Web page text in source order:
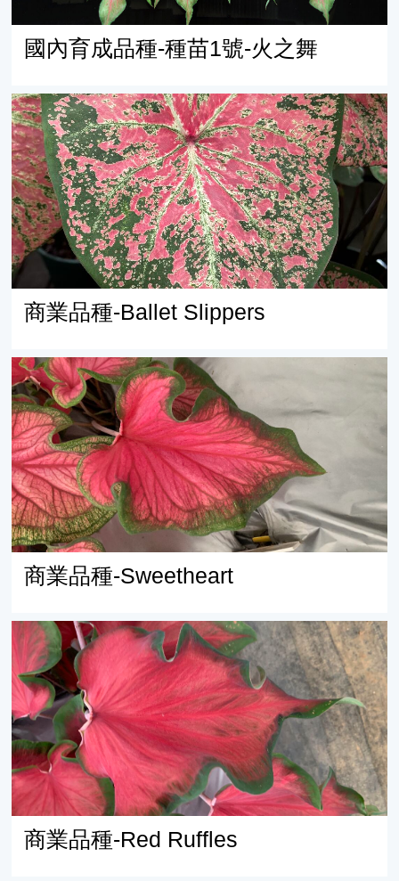
國內育成品種-種苗1號-火之舞
商業品種-Ballet Slippers
商業品種-Ballet Slippers
商業品種-Sweetheart
商業品種-Sweetheart
商業品種-Red Ruffles
商業品種-Red Ruffles